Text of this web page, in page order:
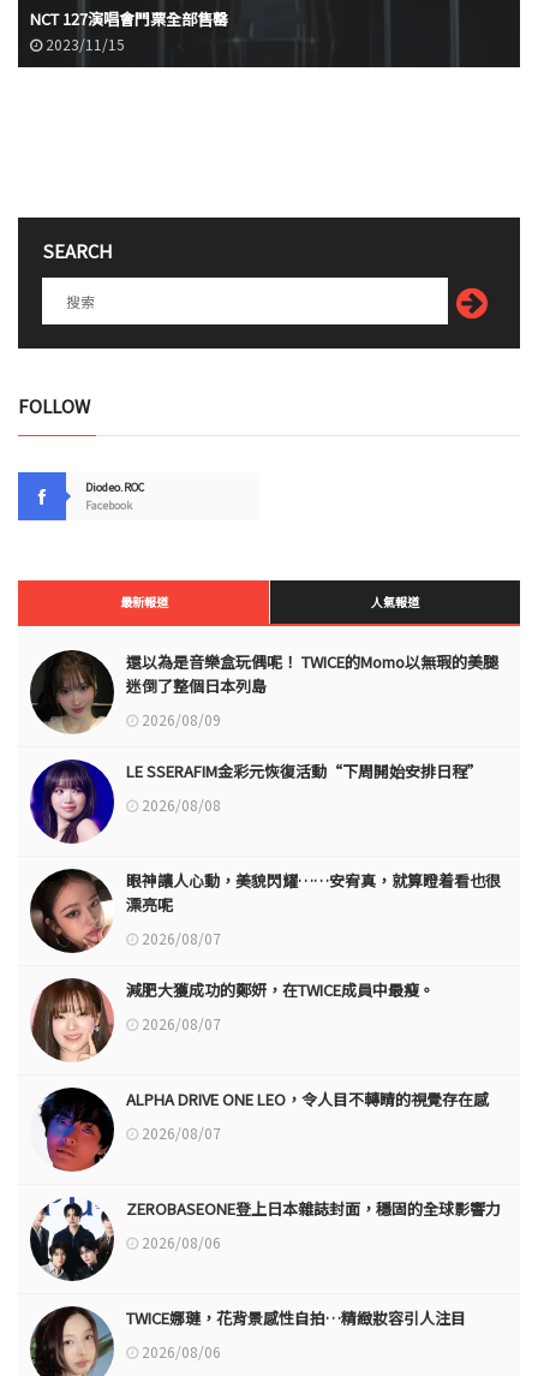
NCT 127演唱會門票全部售罄
2023/11/15
SEARCH
FOLLOW
Diodeo.ROC
Facebook
最新報道 人氣報道
還以為是音樂盒玩偶呢！ TWICE的Momo以無瑕的美腿
迷倒了整個日本列島
2026/08/09
LE SSERAFIM金彩元恢復活動“下周開始安排日程”
2026/08/08
眼神讓人心動，美貌閃耀……安宥真，就算瞪着看也很
漂亮呢
2026/08/07
減肥大獲成功的鄭妍，在TWICE成員中最瘦。
2026/08/07
ALPHA DRIVE ONE LEO，令人目不轉睛的視覺存在感
2026/08/07
ZEROBASEONE登上日本雜誌封面，穩固的全球影響力
2026/08/06
TWICE娜璉，花背景感性自拍…精緻妝容引人注目
2026/08/06